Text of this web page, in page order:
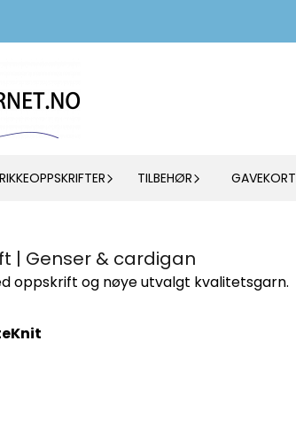
TILBEHØR GAVEKORT
| Genser & cardigan
oppskrift og nøye utvalgt kvalitetsgarn.